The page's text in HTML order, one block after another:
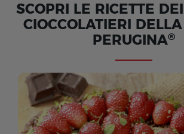
SCOPRI LE RICETTE
CIOCCOLATIERI
PERUGINA®